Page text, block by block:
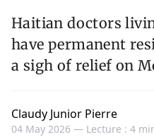
Haitian doctors
have permanent
a sigh of relief on
Claudy Junior Pierre
04 May 2026 — Lecture : 4